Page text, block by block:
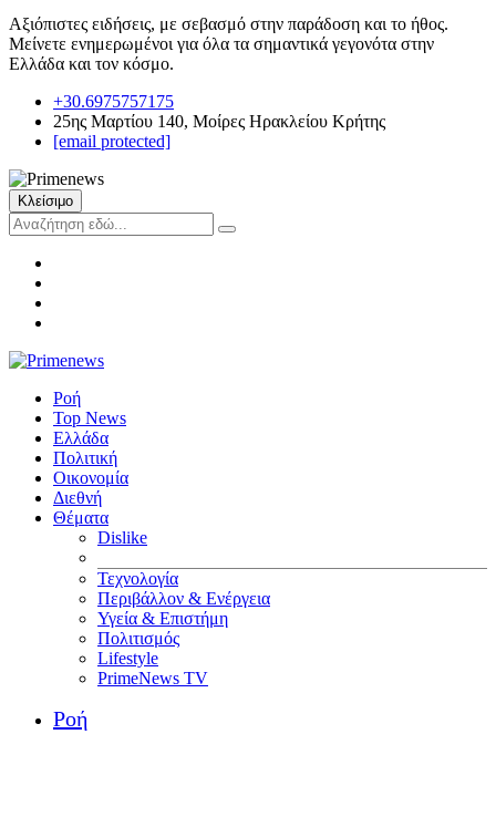
Αξιόπιστες ειδήσεις, με σεβασμό στην παράδοση και το ήθος.
Μείνετε ενημερωμένοι για όλα τα σημαντικά γεγονότα στην
Ελλάδα και τον κόσμο.
+30.6975757175
25ης Μαρτίου 140, Μοίρες Ηρακλείου Κρήτης
[email protected]
Κλείσιμο
Ροή
Top News
Ελλάδα
Πολιτική
Οικονομία
Διεθνή
Θέματα
Dislike
Τεχνολογία
Περιβάλλον & Ενέργεια
Υγεία & Επιστήμη
Πολιτισμός
Lifestyle
PrimeNews TV
Ροή